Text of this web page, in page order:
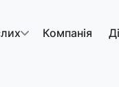
Компанія